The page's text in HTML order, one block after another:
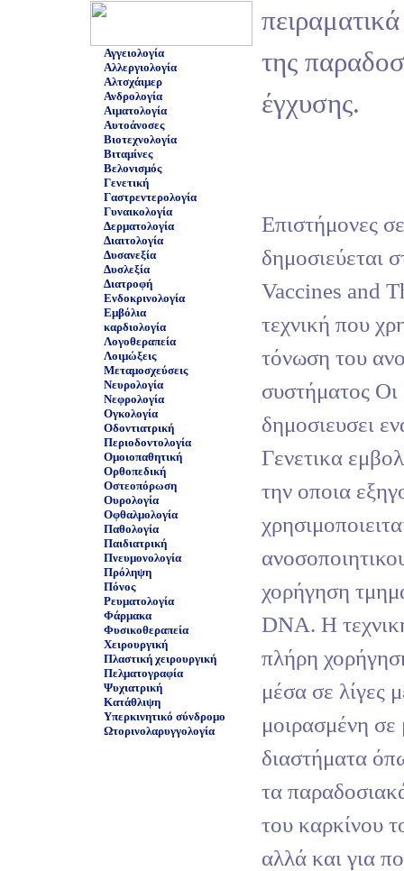
Αγγειολογία
Αλλεργιολογία
Αλτσχάιμερ
Ανδρολογία
Αιματολογία
Αυτοάνοσες
Βιοτεχνολογία
Βιταμίνες
Βελονισμός
Γενετική
Γαστρεντερολογία
Γυναικολογία
Δερματολογία
Διαιτολογία
Δυσανεξία
Δυσλεξία
Διατροφή
Ενδοκρινολογία
Εμβόλια
καρδιολογία
Λογοθεραπεία
Λοιμώξεις
Μεταμοσχεύσεις
Νευρολογία
Νεφρολογία
Ογκολογία
Οδοντιατρική
Περιοδοντολογία
Ομοιοπαθητική
Ορθοπεδική
Οστεοπόρωση
Ουρολογία
Οφθαλμολογία
Παθολογία
Παιδιατρική
Πνευμονολογία
Πρόληψη
Πόνος
Ρευματολογία
Φάρμακα
Φυσικοθεραπεία
Χειρουργική
Πλαστική χειρουργική
Πελματογραφία
Ψυχιατρική
Κατάθλιψη
Υπερκινητικό σύνδρομο
Ωτορινολαρυγγολογία
της
έγχυσης.
Επιστήμονες
δημοσιεύεται
Vaccines and
τεχνική που
τόνωση του
συστήματος Οι
δημοσιευσει
Γενετικα
την οποια
χορήγηση
DNA. Η
πλήρη
μέσα σε λίγες
μοιρασμένη σε
διαστήματα
τα
του καρκίνου
αλλά και για